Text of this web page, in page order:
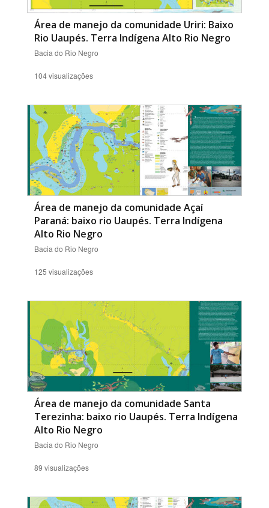
Área de manejo da comunidade Uriri: Baixo
Rio Uaupés. Terra Indígena Alto Rio Negro
Bacia do Rio Negro
104 visualizações
Área de manejo da comunidade Açaí
Paraná: baixo rio Uaupés. Terra Indígena
Alto Rio Negro
Bacia do Rio Negro
125 visualizações
Área de manejo da comunidade Santa
Terezinha: baixo rio Uaupés. Terra Indígena
Alto Rio Negro
Bacia do Rio Negro
89 visualizações